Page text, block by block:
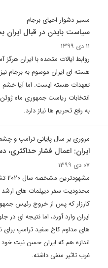
مسیر دشوار احیای برجام
سیاست بایدن در قبال
۱۱ دی ۱۳۹۹
روابط ایالات متحده با ایران
هسته ای ایران موسوم به برجام
تعهدات هسته ایست. اما آیا خشم
انتخابات ریاست جمهوری ماه
به رفع تحریم ها نیاز دارد.
مروری بر سال پایانی ترامپ و
ایران: اعمال فشار حداکثری،
۰۷ دی ۱۳۹۹
محدودیت سفر دیپلمات های ارشد
ایران وارد آورد، اما نتیجه ای
های مداوم کاخ سفید ترامپ برای
اندازه هم که ایران حسن نیت خود
غرب تاثیر منفی داشته.